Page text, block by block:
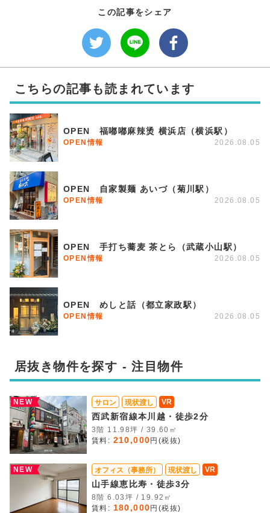
この記事をシェア
こちらの記事も読まれています
OPEN 福嘟嘟麻辣烫 横浜店（横浜駅）
OPEN情報 2026.08.05
OPEN 自家製麺 あいづ（菊川駅）
OPEN情報 2026.08.05
OPEN 手打ち蕎麦 茶とら（武蔵小山駅）
OPEN情報 2026.08.05
OPEN めしと話（都立家政駅）
OPEN情報 2026.08.05
居抜き物件を探す - 注目物件
NEW サロン 現状渡し VR
西武新宿線本川越・徒歩2分
3階 11.98坪 / 39.60㎡
賃料: 210,000円(税抜)
NEW オフィス（事務所） 現状渡し VR
山手線恵比寿・徒歩3分
8階 6.03坪 / 19.92㎡
賃料: 180,000円(税抜)